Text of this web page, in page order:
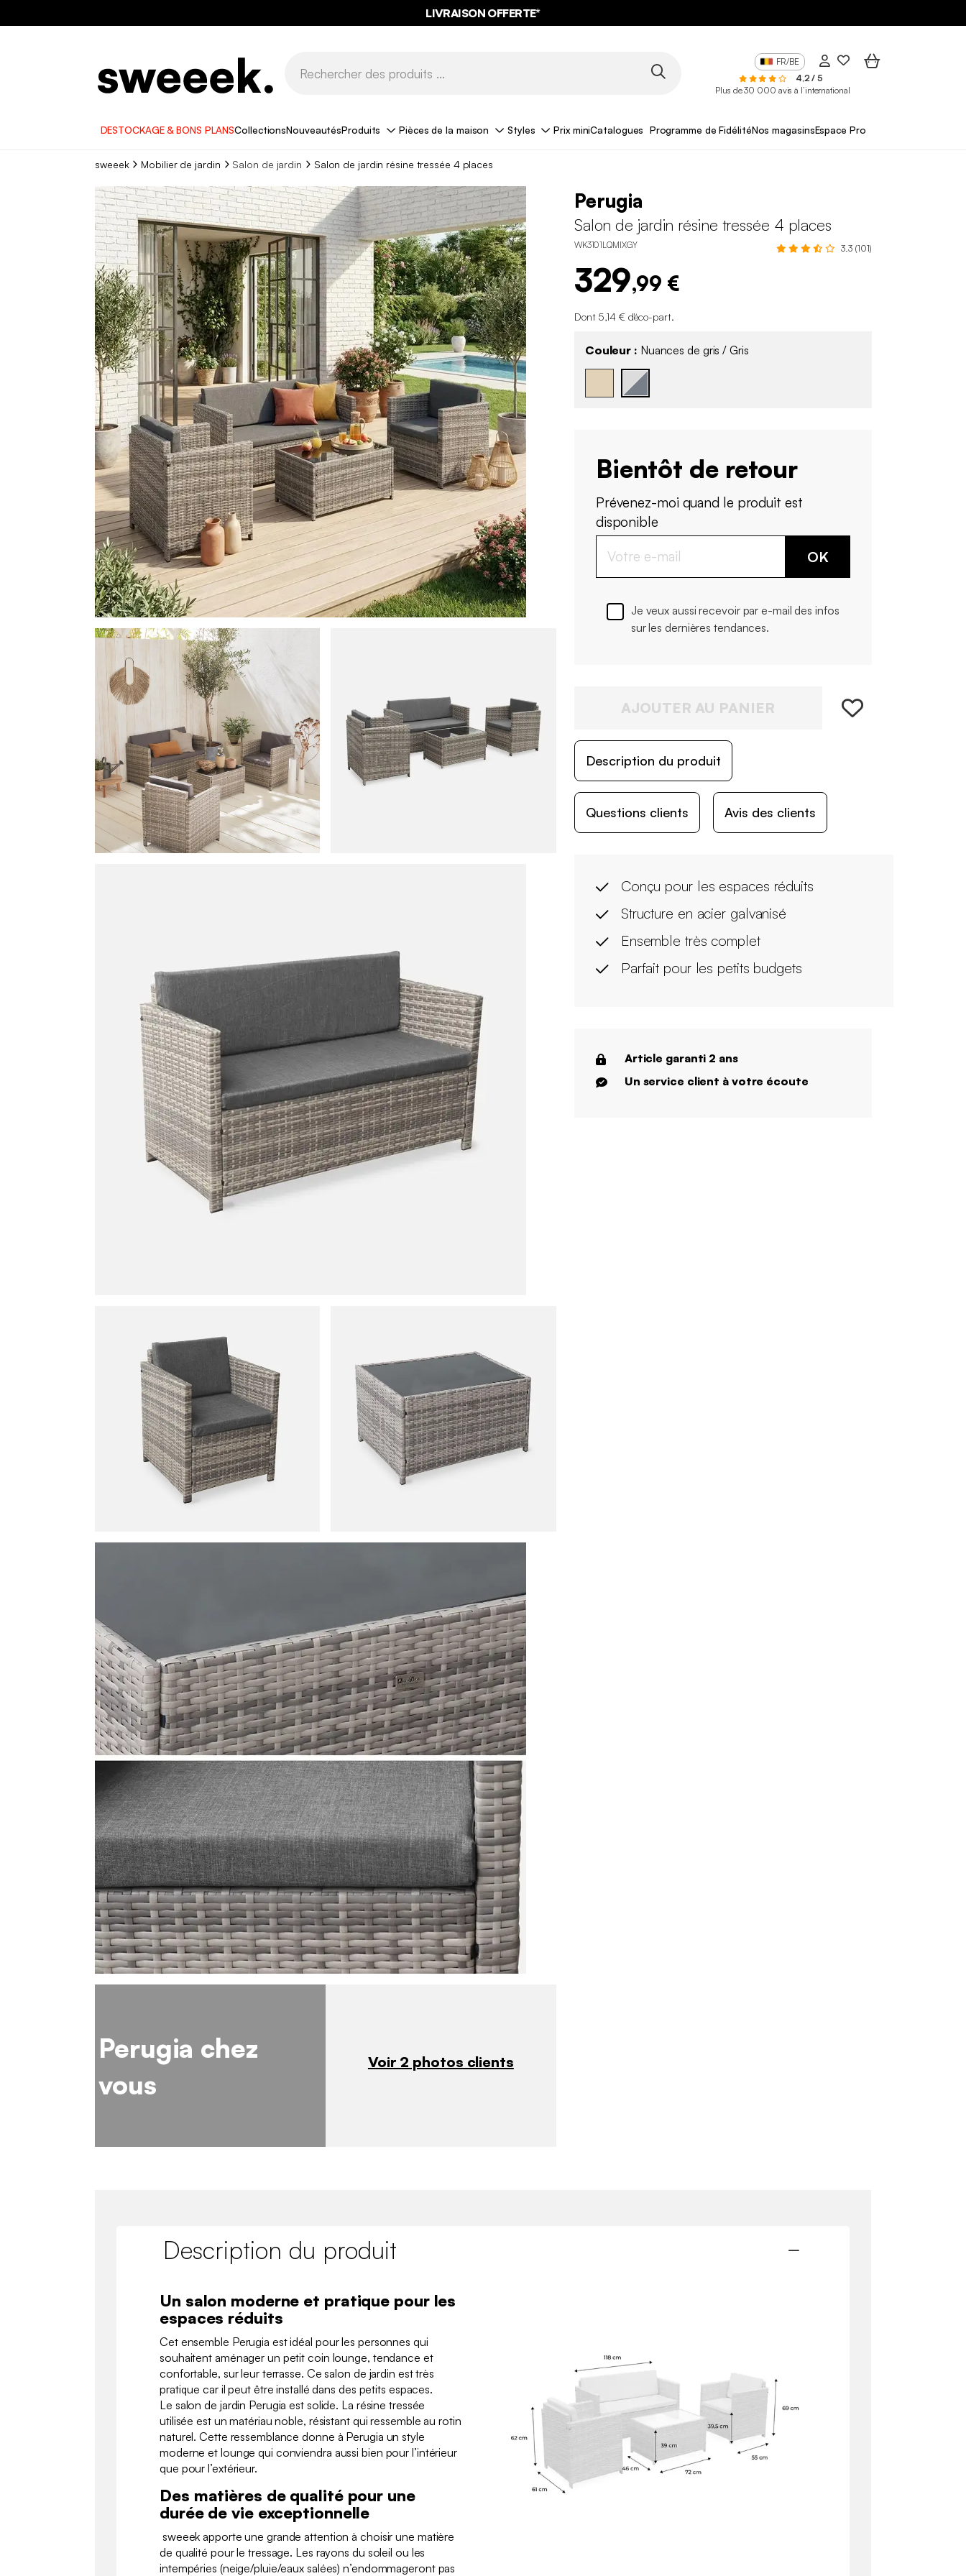
LIVRAISON OFFERTE*
FR/BE
4,2 / 5
Plus de 30 000 avis à l’international
DESTOCKAGE & BONS PLANSCollectionsNouveautésProduits Pièces de la maison Styles Prix miniCatalogues Programme de FidélitéNos magasinsEspace Pro
sweeek Mobilier de jardin Salon de jardin Salon de jardin résine tressée 4 places
Perugia chez
vous
Voir 2 photos clients
Perugia
Salon de jardin résine tressée 4 places
WK3101LQMIXGY 3.3 (101)
329,99 €
Dont 5,14 € d'éco-part.
Couleur : Nuances de gris / Gris
Bientôt de retour
Prévenez-moi quand le produit est
disponible
OK
Je veux aussi recevoir par e-mail des infos
sur les dernières tendances.
AJOUTER AU PANIER
Description du produit
Questions clients Avis des clients
Conçu pour les espaces réduits
Structure en acier galvanisé
Ensemble très complet
Parfait pour les petits budgets
Article garanti 2 ans
Un service client à votre écoute
Description du produit
Un salon moderne et pratique pour les
espaces réduits
Cet ensemble Perugia est idéal pour les personnes qui
souhaitent aménager un petit coin lounge, tendance et
confortable, sur leur terrasse. Ce salon de jardin est très
pratique car il peut être installé dans des petits espaces.
Le salon de jardin Perugia est solide. La résine tressée
utilisée est un matériau noble, résistant qui ressemble au rotin
naturel. Cette ressemblance donne à Perugia un style
moderne et lounge qui conviendra aussi bien pour l’intérieur
que pour l’extérieur.
Des matières de qualité pour une
durée de vie exceptionnelle
sweeek apporte une grande attention à choisir une matière
de qualité pour le tressage. Les rayons du soleil ou les
intempéries (neige/pluie/eaux salées) n’endommageront pas